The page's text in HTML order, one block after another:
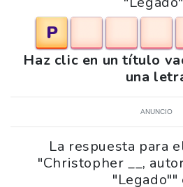
P
Haz clic en un título
una
ANUNCIO
La respuesta para
"Christopher __,
"Legado""